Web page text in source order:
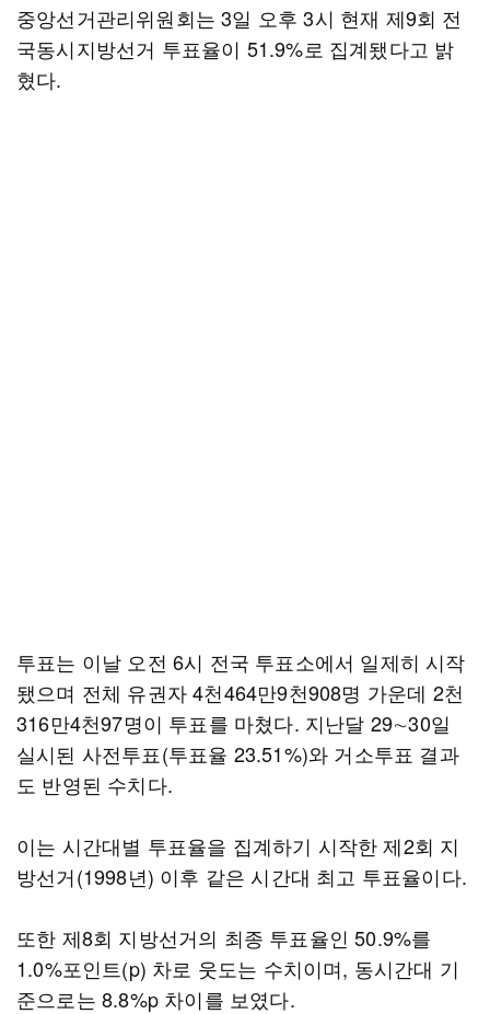
중앙선거관리위원회는 3일 오후 3시 현재 제9회 전
국동시지방선거 투표율이 51.9%로 집계됐다고 밝
혔다.
투표는 이날 오전 6시 전국 투표소에서 일제히 시작
됐으며 전체 유권자 4천464만9천908명 가운데 2천
316만4천97명이 투표를 마쳤다. 지난달 29∼30일
실시된 사전투표(투표율 23.51%)와 거소투표 결과
도 반영된 수치다.
이는 시간대별 투표율을 집계하기 시작한 제2회 지
방선거(1998년) 이후 같은 시간대 최고 투표율이다.
또한 제8회 지방선거의 최종 투표율인 50.9%를
1.0%포인트(p) 차로 웃도는 수치이며, 동시간대 기
준으로는 8.8%p 차이를 보였다.